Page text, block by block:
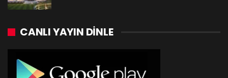
CANLI YAYIN DINLE